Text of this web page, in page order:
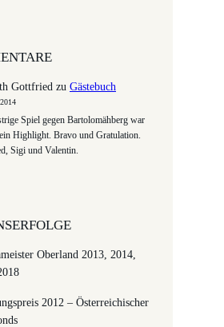
Gottfried zu Gästebuch
Spiel gegen Bartolomähberg war
Highlight. Bravo und Gratulation.
Sigi und Valentin.
Oberland 2013, 2014,
2012 – Österreichischer